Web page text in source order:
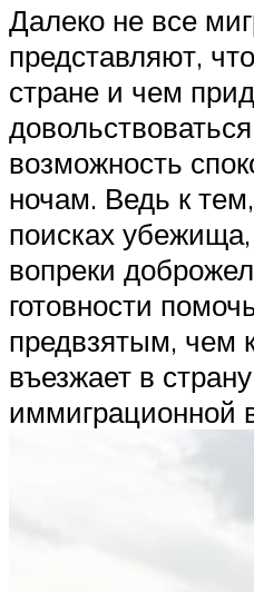
Далеко не все
представляют,
стране и чем
возможность
ночам. Ведь к
поисках
вопреки
готовности
предвзятым, чем
въезжает в
иммиграционной